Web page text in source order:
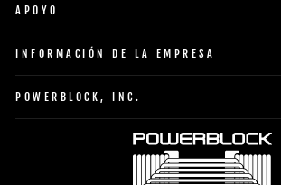
APOYO
INFORMACIÓN DE LA EMPRESA
POWERBLOCK, INC.